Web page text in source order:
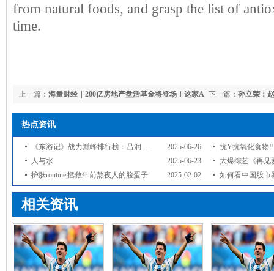
from natural foods, and grasp the list of
time.
下一篇： 孙立荣：
丈夫被宠成公主
上一篇： 海量财经｜200亿房地产盘活基金将登场！这家A
股公司参与投资
热点资讯
2025-06-26
《东游记》战力巅峰排行榜：吕洞宾屈居第四，八仙中两位遗憾未上榜_法宝_角色_实力
抗Y抗氧化食物‼️
2025-06-23
人与水
大爆综艺《再见爱人5》开
2025-02-02
护肤routine|拯救年前熬夜人的脸蛋子 如何看中国股市暴涨？达利欧：过去
相关资讯